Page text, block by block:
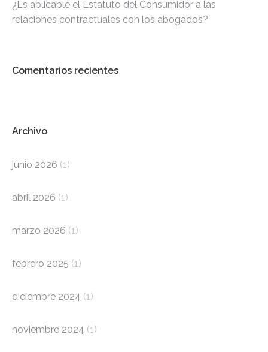
¿Es aplicable el Estatuto del Consumidor a las
relaciones contractuales con los abogados?
Comentarios recientes
Archivo
junio 2026 (1)
abril 2026 (1)
marzo 2026 (1)
febrero 2025 (1)
diciembre 2024 (1)
noviembre 2024 (1)